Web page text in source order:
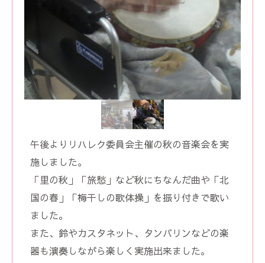
午後よりリハレク委員会主催の秋の音楽会を実
施しました。
「里の秋」「旅愁」など秋にちなんだ曲や「北
国の春」「梅干しの歌体操」を振り付きで歌い
ました。
また、鈴やカスタネット、タンバリンなどの楽
器も演奏しながら楽しく実施出来ました。